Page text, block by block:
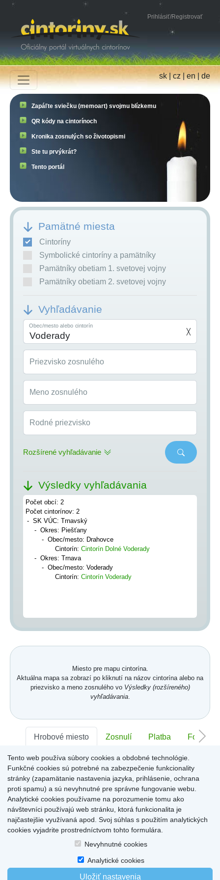
Prihlásiť/Registrovať
sk|cz|en|de
Zapáľte sviečku (memoart) svojmu blízkemu
QR kódy na cintorínoch
Kronika zosnulých so životopismi
Ste tu prvýkrát?
Tento portál
Pamätné miesta
Cintoríny
Symbolické cintoríny a pamätníky
Pamätníky obetiam 1. svetovej vojny
Pamätníky obetiam 2. svetovej vojny
Vyhľadávanie
Obec/mesto alebo cintorín
╳
Priezvisko zosnulého
Meno zosnulého
Rodné priezvisko
Rozšírené vyhľadávanie
Výsledky vyhľadávania
Počet obcí: 2
Počet cintorínov: 2
SK VÚC: Trnavský
Okres: Piešťany
Obec/mesto: Drahovce
Cintorín: Cintorín Dolné Voderady
Okres: Trnava
Obec/mesto: Voderady
Cintorín: Cintorín Voderady
Miesto pre mapu cintorína.
Aktuálna mapa sa zobrazí po kliknutí na názov cintorína alebo na
priezvisko a meno zosnulého vo Výsledky (rozšíreného)
vyhľadávania.
Hrobové miesto Zosnulí Platba Foto
Sektor:- Rad:- Číslo:-
Miesto pre informácie o hrobovom mieste
Produkty a služby |Citáty|O cintorínoch|
Tento web používa súbory cookies a obdobné technológie.
Funkčné cookies sú potrebné na zabezpečenie funkcionality
stránky (zapamätanie nastavenia jazyka, prihlásenie, ochrana
proti spamu) a sú nevyhnutné pre správne fungovanie webu.
Analytické cookies používame na porozumenie tomu ako
návštevníci používajú web stránku, ktorá funkcionalita je
najčastejšie využívaná apod. Svoj súhlas s použitím analytických
cookies vyjadrite prostredníctvom tohto formulára.
Nevyhnutné cookies
Analytické cookies
Uložiť nastavenia